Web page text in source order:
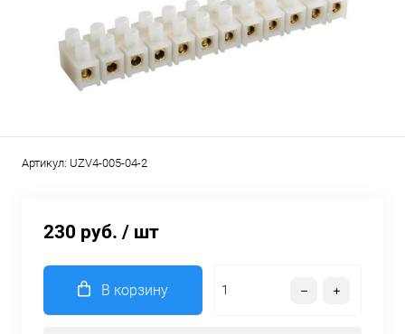
Артикул: UZV4-005-04-2
230 руб. / шт
В корзину